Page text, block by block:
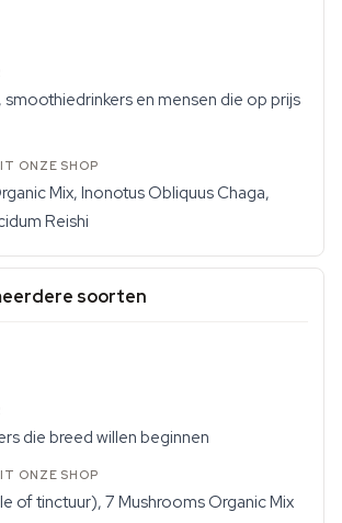
en mensen die op prijs
Mix, Inonotus Obliquus Chaga,
Reishi
soorten
die breed willen beginnen
of tinctuur), 7 Mushrooms Organic Mix